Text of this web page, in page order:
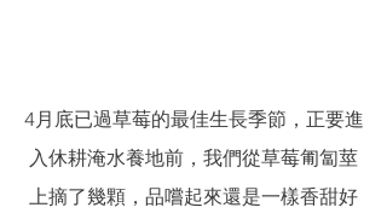
4月底已過草莓的最佳生長季節，正要進
入休耕淹水養地前，我們從草莓匍匐莖
上摘了幾顆，品嚐起來還是一樣香甜好